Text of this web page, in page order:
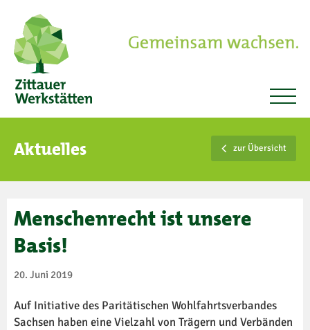
Aktuelles zur Übersicht
Menschenrecht ist unsere
Basis!
20. Juni 2019
Auf Initiative des Paritätischen Wohlfahrtsverbandes
Sachsen haben eine Vielzahl von Trägern und Verbänden